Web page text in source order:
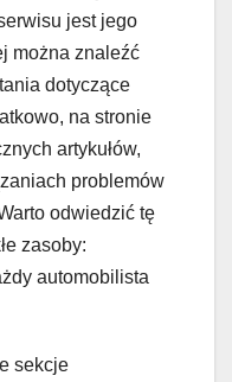
jest jego
można znaleźć
dotyczące
na stronie
artykułów,
problemów
odwiedzić tę
zasoby:
automobilista
sekcje